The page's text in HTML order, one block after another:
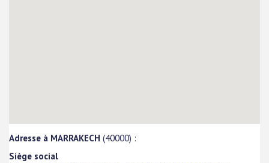
Adresse à MARRAKECH (40000) :
Siège social